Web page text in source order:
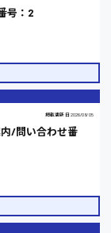
号：2
掲載更新日 2026/08/05
/問い合わせ番